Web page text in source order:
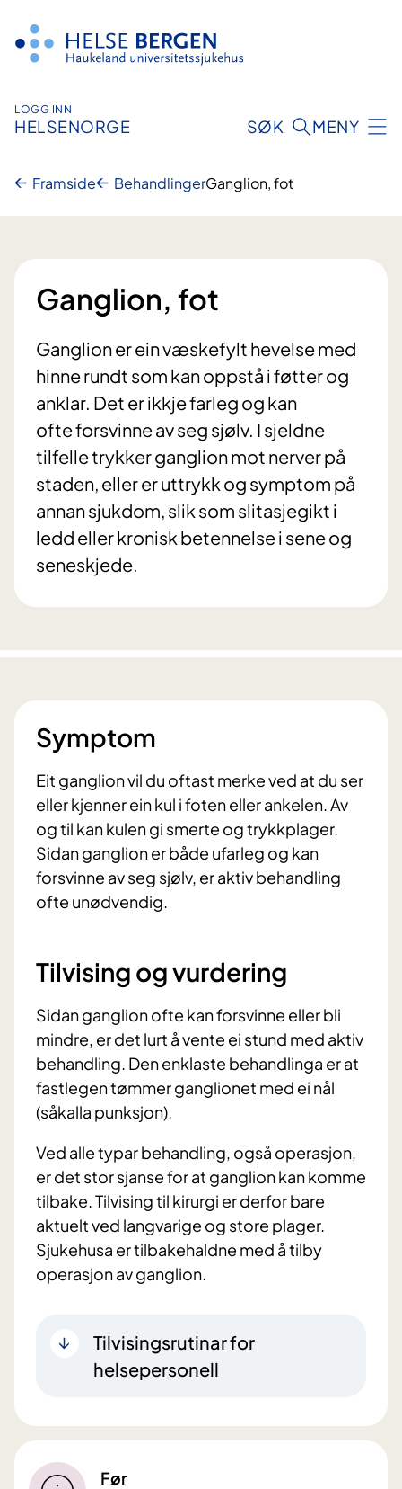
innhald
LOGG INN
HELSENORGE SØK MENY
Framside BehandlingerGanglion, fot
Ganglion, fot
Ganglion er ein væskefylt hevelse med
hinne rundt som kan oppstå i føtter og
anklar. Det er ikkje farleg og kan
ofte forsvinne av seg sjølv. I sjeldne
tilfelle trykker ganglion mot nerver på
staden, eller er uttrykk og symptom på
annan sjukdom, slik som slitasjegikt i
ledd eller kronisk betennelse i sene og
seneskjede.
Symptom
Eit ganglion vil du oftast merke ved at du ser
eller kjenner ein kul i foten eller ankelen. Av
og til kan kulen gi smerte og trykkplager.
Sidan ganglion er både ufarleg og kan
forsvinne av seg sjølv, er aktiv behandling
ofte unødvendig.
Tilvising og vurdering
Sidan ganglion ofte kan forsvinne eller bli
mindre, er det lurt å vente ei stund med aktiv
behandling. Den enklaste behandlinga er at
fastlegen tømmer ganglionet med ei nål
(såkalla punksjon).
Ved alle typar behandling, også operasjon,
er det stor sjanse for at ganglion kan komme
tilbake. Tilvising til kirurgi er derfor bare
aktuelt ved langvarige og store plager.
Sjukehusa er tilbakehaldne med å tilby
operasjon av ganglion.
Tilvisingsrutinar for
helsepersonell
Før